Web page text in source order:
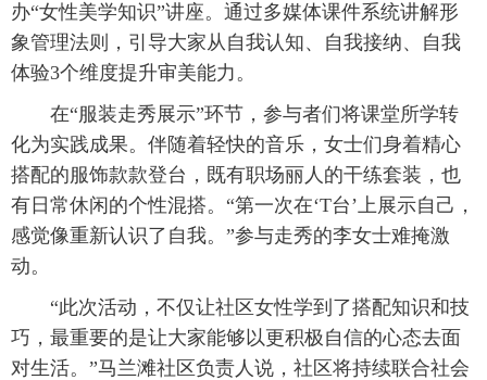
办“女性美学知识”讲座。通过多媒体课件系统讲解形
象管理法则，引导大家从自我认知、自我接纳、自我
体验3个维度提升审美能力。
在“服装走秀展示”环节，参与者们将课堂所学转
化为实践成果。伴随着轻快的音乐，女士们身着精心
搭配的服饰款款登台，既有职场丽人的干练套装，也
有日常休闲的个性混搭。“第一次在‘T台’上展示自己，
感觉像重新认识了自我。”参与走秀的李女士难掩激
动。
“此次活动，不仅让社区女性学到了搭配知识和技
巧，最重要的是让大家能够以更积极自信的心态去面
对生活。”马兰滩社区负责人说，社区将持续联合社会